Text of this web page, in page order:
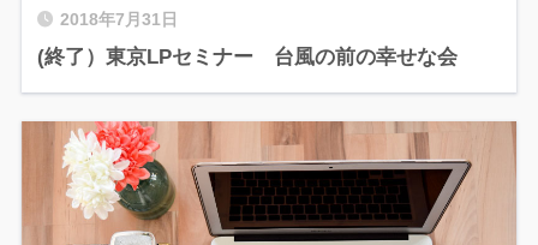
2018年7月31日
(終了）東京LPセミナー 台風の前の幸せな会